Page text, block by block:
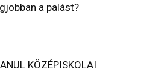
a palást?
KÖZÉPISKOLAI